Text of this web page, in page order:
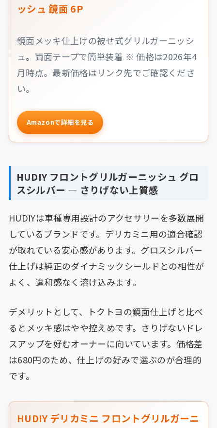
ッシュ 鏡面 6P
鏡面メッキ仕上げの被せ式グリルガーニッシ
ュ。両面テープで簡単装着 ※ 価格は2026年4
月時点。最新価格はリンク先でご確認くださ
い。
Amazonで詳細を見る
HUDIY フロントグリルガーニッシュ グロ
スシルバー — さりげない上質感
HUDIYは車種専用設計のアクセサリーを多数展開
しているブランドです。デリカミニ用の適合確認
が取れている安心感があります。グロスシルバー
仕上げは純正のダイナミックシールドとの相性が
よく、違和感なく溶け込みます。
デメリットとして、トクトヨの鏡面仕上げと比べ
るとメッキ感はやや控えめです。さりげないドレ
スアップを好むオーナーに向いています。価格差
は680円のため、仕上げの好みで選ぶのが合理的
です。
HUDIY デリカミニ フロントグリルガーニ